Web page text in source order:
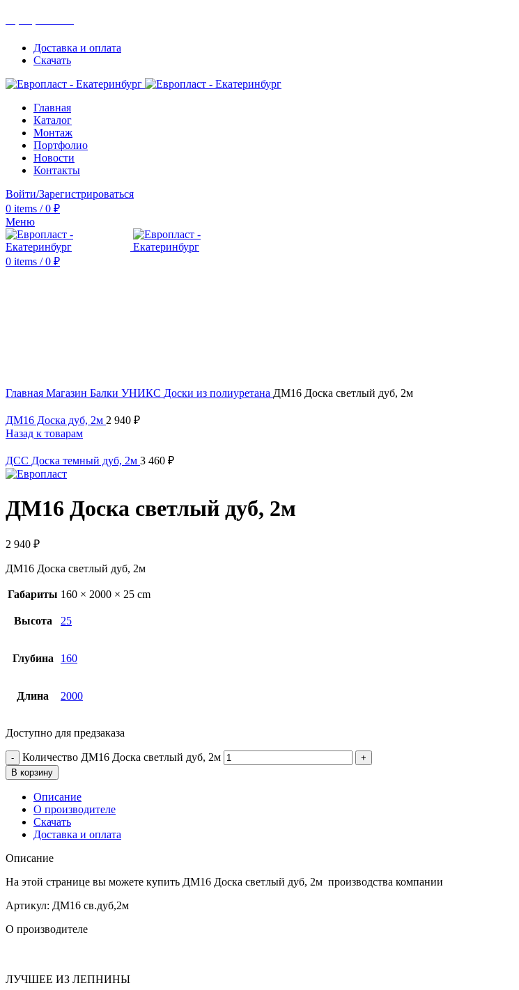
Доставка и оплата
Скачать
Главная
Каталог
Монтаж
Портфолио
Новости
Контакты
Войти/Зарегистрироваться
0 items / 0 ₽
Меню
0 items / 0 ₽
Главная Магазин Балки УНИКС Доски из полиуретана ДМ16 Доска светлый дуб, 2м
ДМ16 Доска дуб, 2м 2 940 ₽
Назад к товарам
ДСС Доска темный дуб, 2м 3 460 ₽
ДМ16 Доска светлый дуб, 2м
2 940 ₽
ДМ16 Доска светлый дуб, 2м
Габариты 160 × 2000 × 25 cm
Высота 25
Глубина 160
Длина 2000
Доступно для предзаказа
Количество ДМ16 Доска светлый дуб, 2м
В корзину
Описание
О производителе
Скачать
Доставка и оплата
Описание
На этой странице вы можете купить ДМ16 Доска светлый дуб, 2м производства компании
Артикул: ДМ16 св.дуб,2м
О производителе
ЛУЧШЕЕ ИЗ ЛЕПНИНЫ